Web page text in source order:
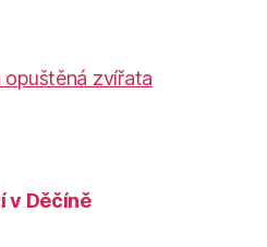
zvířata
v Děčíně